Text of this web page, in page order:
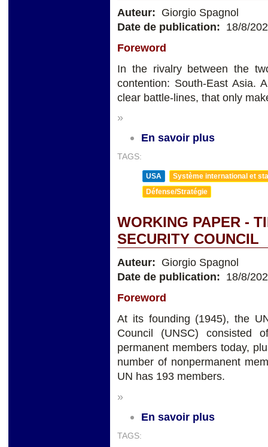
Auteur: Giorgio Spagnol
Date de publication: 18/8/
Foreword
In the rivalry between the
contention: South-East Asia.
clear battle-lines, that only
»
En savoir plus
TAGS:
USA
Système international et
Défense/Stratégie
WORKING PAPER -
SECURITY COUNCIL
Auteur: Giorgio Spagnol
Date de publication: 18/8/
Foreword
At its founding (1945), the
Council (UNSC) consisted
permanent members today,
number of nonpermanent
UN has 193 members.
»
En savoir plus
TAGS: